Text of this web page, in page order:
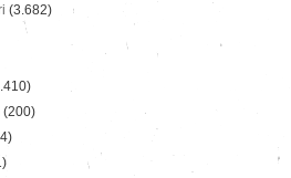
(3.682)
(200)